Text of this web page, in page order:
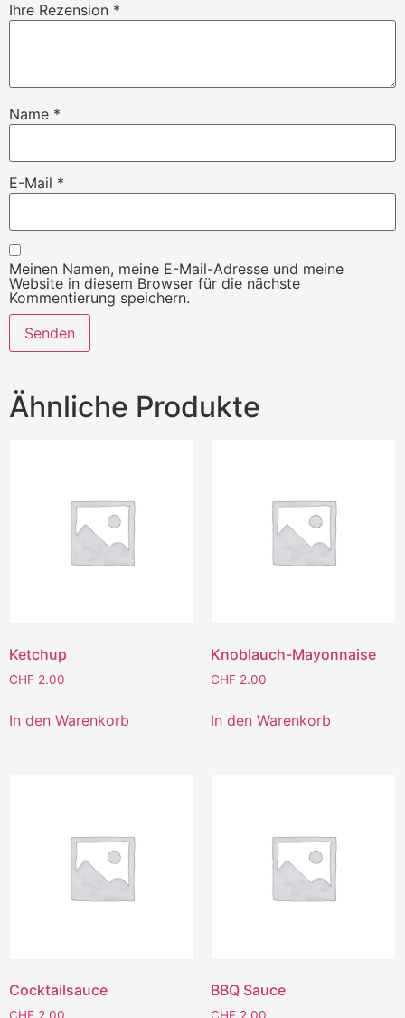
Ihre Rezension *
Name *
E-Mail *
Meinen Namen, meine E-Mail-Adresse und meine
Website in diesem Browser für die nächste
Kommentierung speichern.
Ähnliche Produkte
Ketchup
CHF 2.00
In den Warenkorb
Knoblauch-Mayonnaise
CHF2.00
In den Warenkorb
Cocktailsauce BBQ Sauce